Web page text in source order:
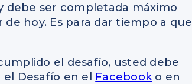
debe ser completada máximo
hoy. Es para dar tiempo a que
el desafío, usted debe
Desafío en el Facebooko en